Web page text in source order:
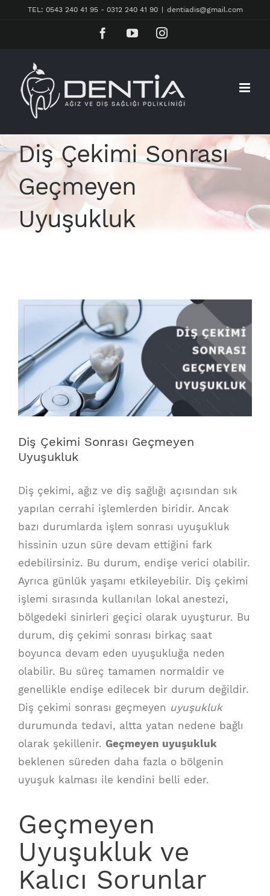
TEL: 0543 240 41 95 - 0312 240 41 90 dentiadis@gmail.com
FacebookYouTubeInstagram
Diş Çekimi Sonrası
Geçmeyen
Uyuşukluk
Image
Diş Çekimi Sonrası Geçmeyen
Uyuşukluk
Diş çekimi, ağız ve diş sağlığı açısından sık
yapılan cerrahi işlemlerden biridir. Ancak
bazı durumlarda işlem sonrası uyuşukluk
hissinin uzun süre devam ettiğini fark
edebilirsiniz. Bu durum, endişe verici olabilir.
Ayrıca günlük yaşamı etkileyebilir. Diş çekimi
işlemi sırasında kullanılan lokal anestezi,
bölgedeki sinirleri geçici olarak uyuşturur. Bu
durum, diş çekimi sonrası birkaç saat
boyunca devam eden uyuşukluğa neden
olabilir. Bu süreç tamamen normaldir ve
genellikle endişe edilecek bir durum değildir.
Diş çekimi sonrası geçmeyen uyuşukluk
durumunda tedavi, altta yatan nedene bağlı
olarak şekillenir. Geçmeyen uyuşukluk
beklenen süreden daha fazla o bölgenin
uyuşuk kalması ile kendini belli eder.
Geçmeyen
Uyuşukluk ve
Kalıcı Sorunlar